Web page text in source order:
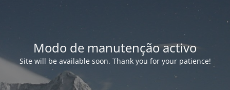
Modo de manutenção activo
Site will be available soon. Thank you for your patience!